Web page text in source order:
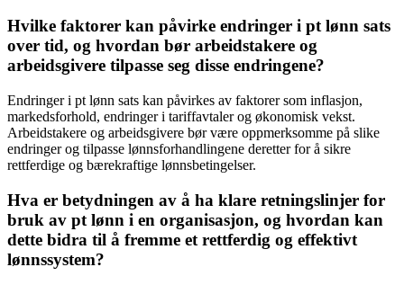
Hvilke faktorer kan påvirke endringer i pt lønn sats
over tid, og hvordan bør arbeidstakere og
arbeidsgivere tilpasse seg disse endringene?
Endringer i pt lønn sats kan påvirkes av faktorer som inflasjon,
markedsforhold, endringer i tariffavtaler og økonomisk vekst.
Arbeidstakere og arbeidsgivere bør være oppmerksomme på slike
endringer og tilpasse lønnsforhandlingene deretter for å sikre
rettferdige og bærekraftige lønnsbetingelser.
Hva er betydningen av å ha klare retningslinjer for
bruk av pt lønn i en organisasjon, og hvordan kan
dette bidra til å fremme et rettferdig og effektivt
lønnssystem?